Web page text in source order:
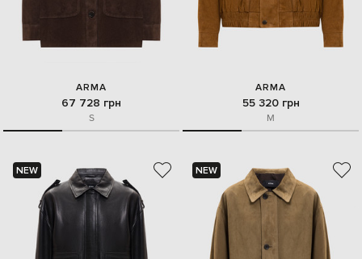
ARMA
67 728 грн
S
ARMA
55 320 грн
M
NEW NEW